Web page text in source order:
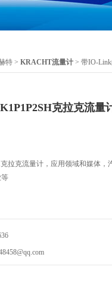
特 > KRACHT流量计 > 带IO-
克拉克流量
拉克流量计，应用领域和媒体